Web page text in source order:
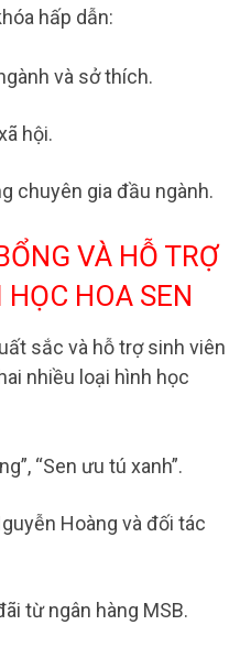
hấp dẫn:
và sở thích.
hội.
chuyên gia đầu ngành.
VÀ HỖ TRỢ
HOA SEN
sắc và hỗ trợ sinh viên
nhiều loại hình học
“Sen ưu tú xanh”.
Hoàng và đối tác
từ ngân hàng MSB.